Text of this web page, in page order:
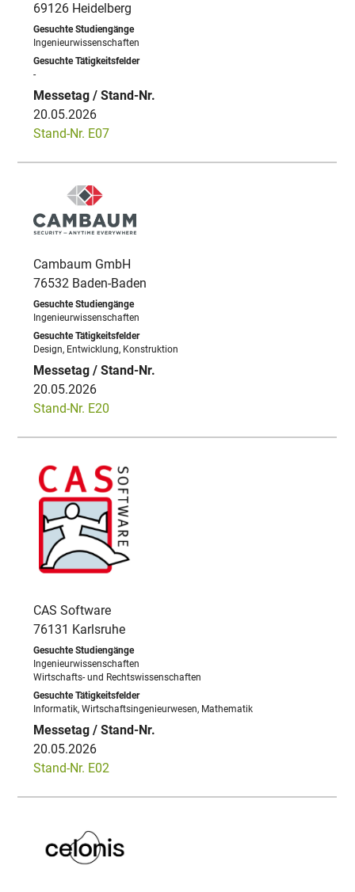
69126 Heidelberg
Ingenieurwissenschaften
-
20.05.2026
Stand-Nr. E07
Cambaum GmbH
76532 Baden-Baden
Ingenieurwissenschaften
Design, Entwicklung, Konstruktion
20.05.2026
Stand-Nr. E20
CAS Software
76131 Karlsruhe
Ingenieurwissenschaften
Wirtschafts- und Rechtswissenschaften
Informatik, Wirtschaftsingenieurwesen, Mathematik
20.05.2026
Stand-Nr. E02